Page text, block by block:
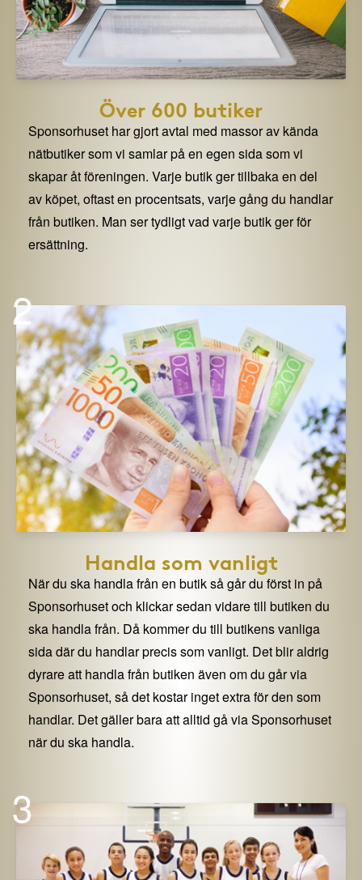
Över 600 butiker
Sponsorhuset har gjort avtal med massor av kända
nätbutiker som vi samlar på en egen sida som vi
skapar åt föreningen. Varje butik ger tillbaka en del
av köpet, oftast en procentsats, varje gång du handlar
från butiken. Man ser tydligt vad varje butik ger för
ersättning.
2
Handla som vanligt
När du ska handla från en butik så går du först in på
Sponsorhuset och klickar sedan vidare till butiken du
ska handla från. Då kommer du till butikens vanliga
sida där du handlar precis som vanligt. Det blir aldrig
dyrare att handla från butiken även om du går via
Sponsorhuset, så det kostar inget extra för den som
handlar. Det gäller bara att alltid gå via Sponsorhuset
när du ska handla.
3